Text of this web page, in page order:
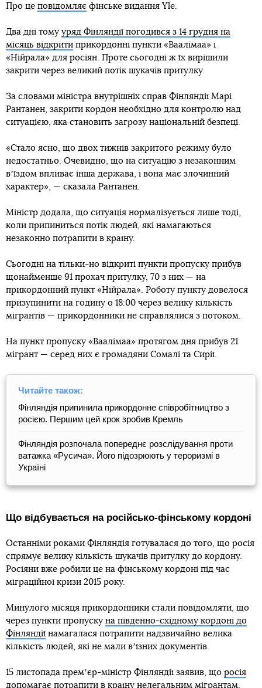
Про це повідомляє фінське видання Yle.
Два дні тому уряд Фінляндії погодився з 14 грудня на
місяць відкрити прикордонні пункти «Ваалімаа» і
«Нійрала» для росіян. Проте сьогодні ж їх вирішили
закрити через великий потік шукачів притулку.
За словами міністра внутрішніх справ Фінляндії Марі
Рантанен, закрити кордон необхідно для контролю над
ситуацією, яка становить загрозу національній безпеці.
«Стало ясно, що двох тижнів закритого режиму було
недостатньо. Очевидно, що на ситуацію з незаконним
вʼїздом впливає інша держава, і вона має злочинний
характер», — сказала Рантанен.
Міністр додала, що ситуація нормалізується лише тоді,
коли припиниться потік людей, які намагаються
незаконно потрапити в країну.
Сьогодні на тільки-но відкриті пункти пропуску прибув
щонайменше 91 прохач притулку, 70 з них — на
прикордонний пункт «Нійрала». Роботу пункту довелося
призупинити на годину о 18:00 через велику кількість
мігрантів — прикордонники не справлялися з потоком.
На пункт пропуску «Ваалімаа» протягом дня прибув 21
мігрант — серед них є громадяни Сомалі та Сирії.
Читайте також:
Фінляндія припинила прикордонне співробітництво з
росією. Першим цей крок зробив Кремль
Фінляндія розпочала попереднє розслідування проти
ватажка «Русича». Його підозрюють у тероризмі в
Україні
Що відбувається на російсько-фінському кордоні
Останніми роками Фінляндія готувалася до того, що росія
спрямує велику кількість шукачів притулку до кордону.
Росіяни вже робили це на фінському кордоні під час
міграційної кризи 2015 року.
Минулого місяця прикордонники стали повідомляти, що
через пункти пропуску на південно-східному кордоні до
Фінляндії намагалася потрапити надзвичайно велика
кількість людей, які не мали вʼїзних документів.
15 листопада премʼєр-міністр Фінляндії заявив, що росія
допомагає потрапити в країну нелегальним мігрантам,